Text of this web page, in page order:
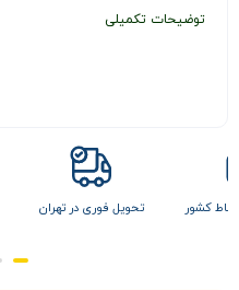
توضیحات تکمیلی
نقاط کشور تحویل فوری در تهران